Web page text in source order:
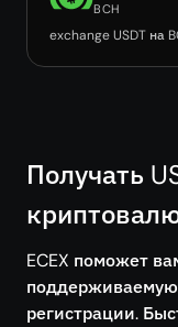
BCH
exchange USDT на
Получать
ECEX поможет
поддерживаемую
регистрации.